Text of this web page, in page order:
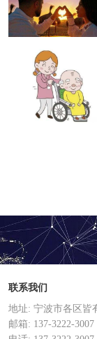
联系我们
地址: 宁波市各区皆
邮箱: 137-3222-3007